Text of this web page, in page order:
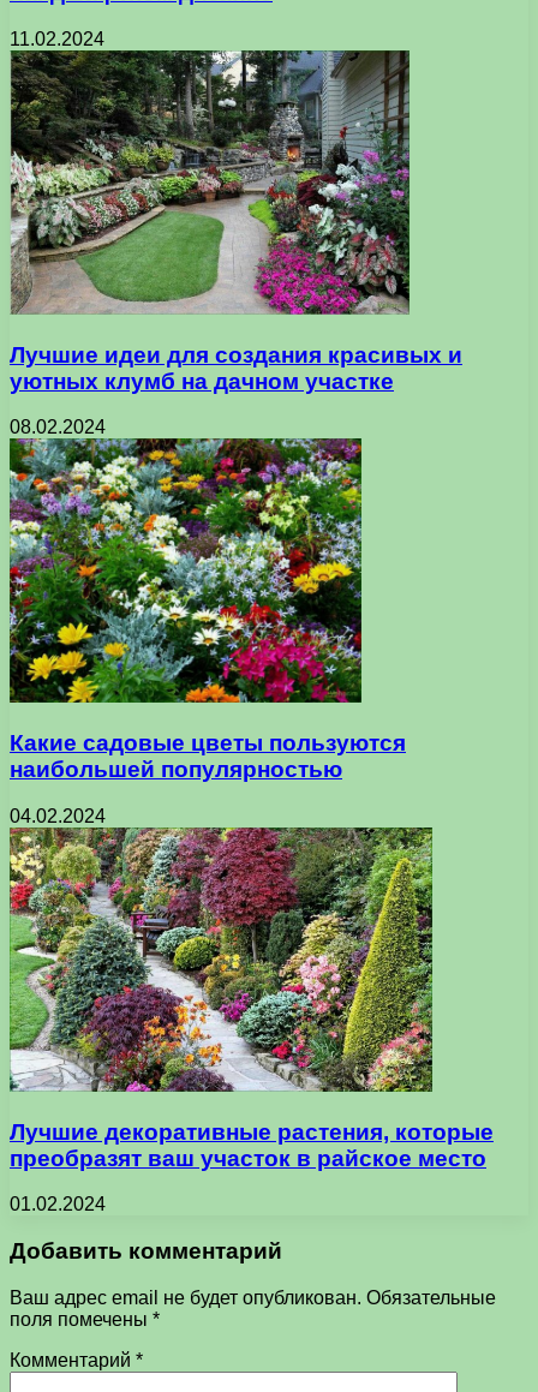
11.02.2024
Лучшие идеи для создания красивых и
уютных клумб на дачном участке
08.02.2024
Какие садовые цветы пользуются
наибольшей популярностью
04.02.2024
Лучшие декоративные растения, которые
преобразят ваш участок в райское место
01.02.2024
Добавить комментарий
Ваш адрес email не будет опубликован. Обязательные
поля помечены *
Комментарий *